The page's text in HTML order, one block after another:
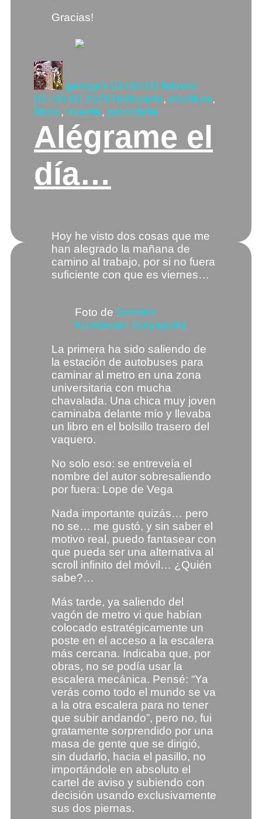
Gracias!
Autor
george
el
3 03+00:00 febrero
03+00:00 2026Categorías
TextosEtiquetas
arte, escritura,
libros, muerte, psicodelia
Alégrame el
día…
Hoy he visto dos cosas que me
han alegrado la mañana de
camino al trabajo, por si no fuera
suficiente con que es viernes…
Foto de Dominic
Kurniawan Suryaputra
La primera ha sido saliendo de
la estación de autobuses para
caminar al metro en una zona
universitaria con mucha
chavalada. Una chica muy joven
caminaba delante mío y llevaba
un libro en el bolsillo trasero del
vaquero.
No solo eso: se entreveía el
nombre del autor sobresaliendo
por fuera: Lope de Vega
Nada importante quizás… pero
no se… me gustó, y sin saber el
motivo real, puedo fantasear con
que pueda ser una alternativa al
scroll infinito del móvil… ¿Quién
sabe?…
Más tarde, ya saliendo del
vagón de metro vi que habían
colocado estratégicamente un
poste en el acceso a la escalera
más cercana. Indicaba que, por
obras, no se podía usar la
escalera mecánica. Pensé: “Ya
verás como todo el mundo se va
a la otra escalera para no tener
que subir andando”, pero no, fui
gratamente sorprendido por una
masa de gente que se dirigió,
sin dudarlo, hacia el pasillo, no
importándole en absoluto el
cartel de aviso y subiendo con
decisión usando exclusivamente
sus dos piernas.